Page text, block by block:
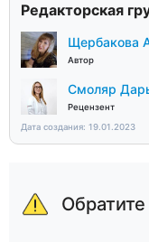
Редакторская
Щербакова
Автор
Смоляр
Рецензент
Дата создания: 19.01.2023